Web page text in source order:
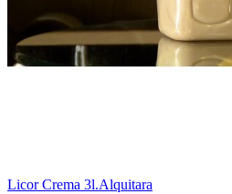
Licor Crema 3l.Alquitara